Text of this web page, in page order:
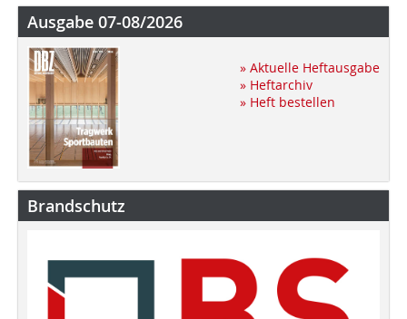
Ausgabe 07-08/2026
» Aktuelle Heftausgabe
» Heftarchiv
» Heft bestellen
Brandschutz